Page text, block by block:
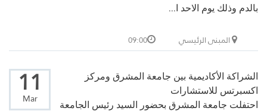
بالدم وذلك يوم الاحد ا...
المبنى الرئيسي 09:00
11
Mar
الشراكة الأكاديمية بين جامعة المشرق ومركز
اكسبرتس للاستشارات
احتفلت جامعة المشرق بحضور السيد رئيس الجامعة